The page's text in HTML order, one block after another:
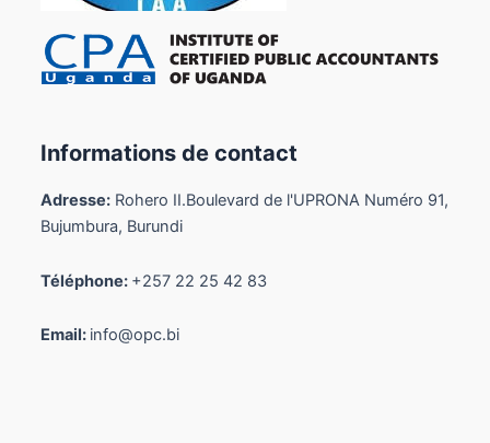
Informations de contact
Adresse: Rohero II.Boulevard de l'UPRONA Numéro 91,
Bujumbura, Burundi
Téléphone: +257 22 25 42 83
Email: info@opc.bi